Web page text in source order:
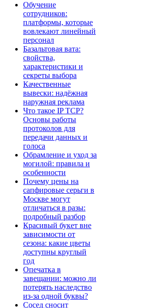
Обучение
сотрудников:
платформы, которые
вовлекают линейный
персонал
Базальтовая вата:
свойства,
характеристики и
секреты выбора
Качественные
вывески: надёжная
наружная реклама
Что такое IP TCP?
Основы работы
протоколов для
передачи данных и
голоса
Обрамление и уход за
могилой: правила и
особенности
Почему цены на
сапфировые серьги в
Москве могут
отличаться в разы:
подробный разбор
Красивый букет вне
зависимости от
сезона: какие цветы
доступны круглый
год
Опечатка в
завещании: можно ли
потерять наследство
из-за одной буквы?
Сосед сносит